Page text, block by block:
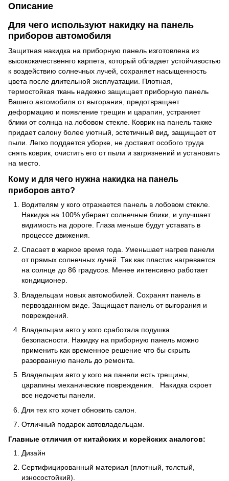
Описание
Для чего используют накидку на панель
приборов автомобиля
Защитная накидка на приборную панель изготовлена из
высококачественнго карпета, который обладает устойчивостью
к воздействию солнечных лучей, сохраняет насыщенность
цвета после длительной эксплуатации. Плотная,
термостойкая ткань надежно защищает приборную панель
Вашего автомобиля от выгорания, предотвращает
деформацию и появление трещин и царапин, устраняет
блики от солнца на лобовом стекле. Коврик на панель также
придает салону более уютный, эстетичный вид, защищает от
пыли. Легко поддается уборке, не доставит особого труда
снять коврик, очистить его от пыли и загрязнений и установить
на место.
Кому и для чего нужна накидка на панель
приборов авто?
Водителям у кого отражается панель в лобовом стекле.
Накидка на 100% уберает солнечные блики, и улучшает
видимость на дороге. Глаза меньше будут уставать в
процессе движения.
Спасает в жаркое время года. Уменьшает нагрев панели
от прямых солнечных лучей. Так как пластик нагревается
на солнце до 86 градусов. Менее интенсивно работает
кондиционер.
Владельцам новых автомобилей. Сохранят панель в
первозданном виде. Защищает панель от выгорания и
повреждений.
Владельцам авто у кого сработала подушка
безопасности. Накидку на приборную панель можно
применить как временное решение что бы скрыть
разорванную панель до ремонта.
Владельцам авто у кого на панели есть трещины,
царапины механические повреждения. Накидка скроет
все недочеты панели.
Для тех кто хочет обновить салон.
Отличный подарок автовладельцам.
Главные отличия от китайских и корейских аналогов:
Дизайн
Сертифицированный материал (плотный, толстый,
износостойкий).